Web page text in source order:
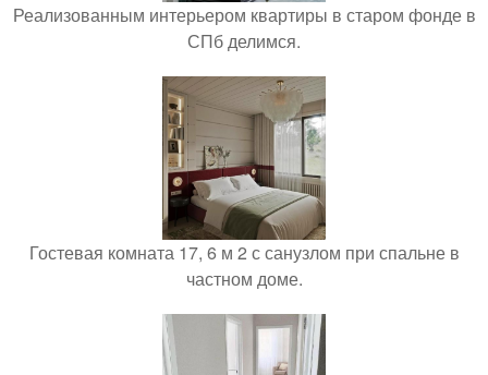
Реализованным интерьером квартиры в старом фонде в
СПб делимся.
Гостевая комната 17, 6 м 2 с санузлом при спальне в
частном доме.